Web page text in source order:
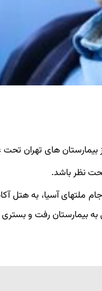
های تهران
نظر باشد.
آسیا، به هتل
بیمارستان رفت و